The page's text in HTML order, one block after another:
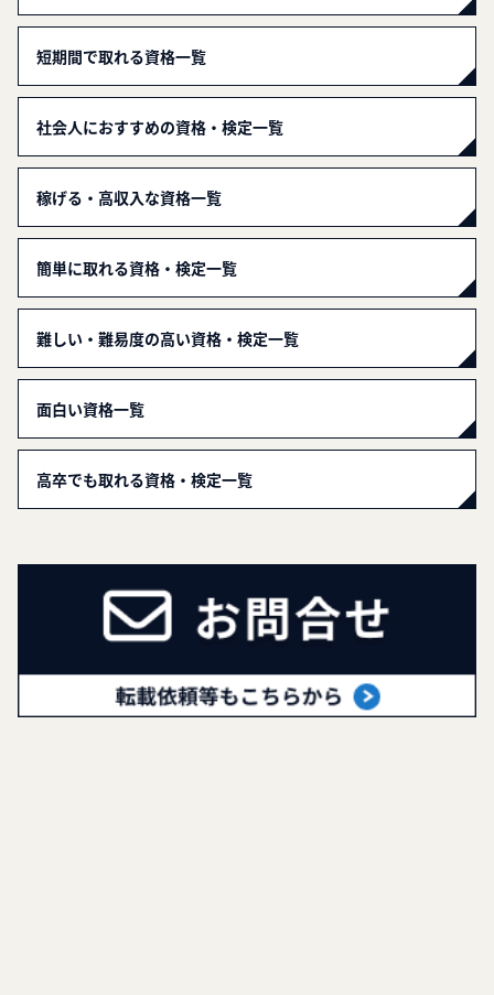
短期間で取れる資格一覧
社会人におすすめの資格・検定一覧
稼げる・高収入な資格一覧
簡単に取れる資格・検定一覧
難しい・難易度の高い資格・検定一覧
面白い資格一覧
高卒でも取れる資格・検定一覧